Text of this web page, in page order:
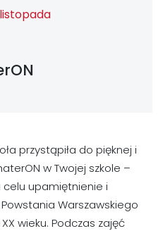
przystąpiła do pięknej i
w Twojej szkole –
celu upamiętnienie i
Warszawskiego
wieku. Podczas zajęć